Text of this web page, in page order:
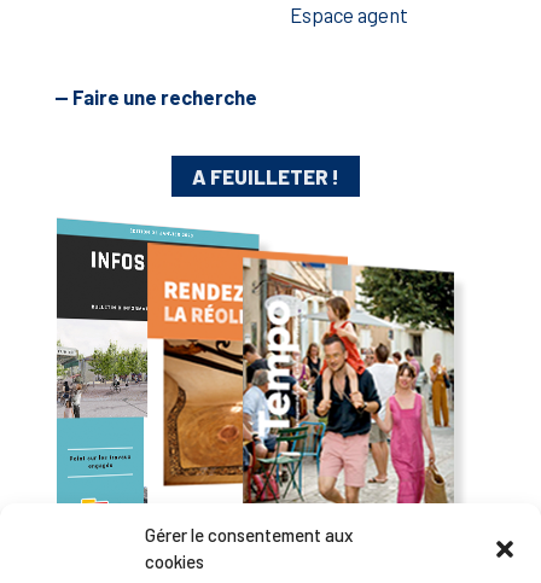
Gérer le consentement aux
cookies
Espace agent
— Faire une recherche
A FEUILLETER !